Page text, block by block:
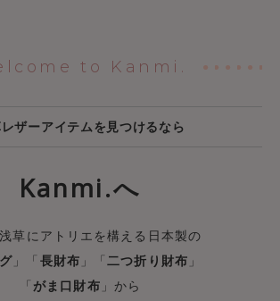
to Kanmi.
ザーアイテムを見つけるなら
Kanmi.へ
草にアトリエを構える日本製の
」「 長財布 」「二つ折り財布 」
「 がま口財布 」から